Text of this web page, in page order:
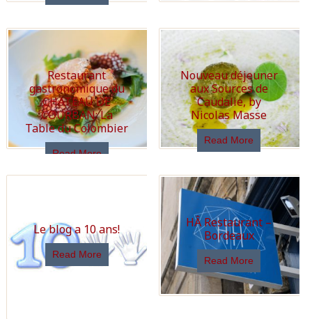
Restaurant
gastronomique du
CHATEAU DE
COURBAN: La
Table du Colombier
Read More
Nouveau déjeuner
aux Sources de
Caudalie, by
Nicolas Masse
Read More
Le blog a 10 ans!
Read More
HÂ Restaurant –
Bordeaux
Read More